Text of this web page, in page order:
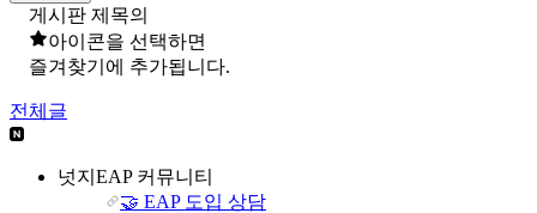
게시판 제목의
아이콘을 선택하면
즐겨찾기에 추가됩니다.
전체글
넛지EAP 커뮤니티
🤝 EAP 도입 상담